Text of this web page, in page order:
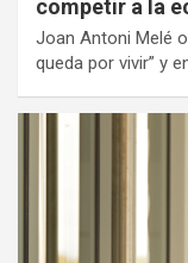
competir a la
Joan Antoni Melé
queda por vivir” y